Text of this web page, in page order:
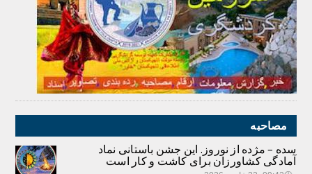
مصاحبه
سده – مژده از نوروز. این جشن باستانی نماد
آمادگی کشاورزان برای کاشت و کار است